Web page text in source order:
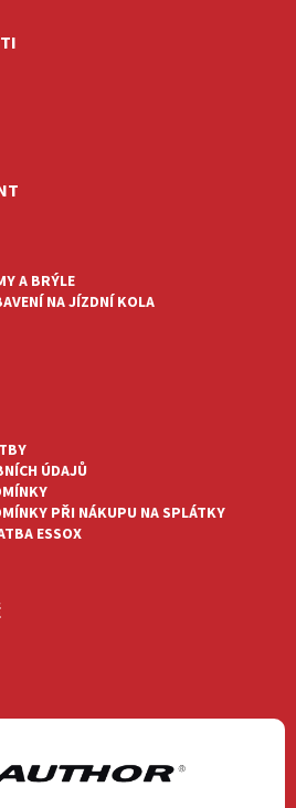
A BRÝLE
NA JÍZDNÍ KOLA
ÚDAJŮ
PŘI NÁKUPU NA SPLÁTKY
ESSOX